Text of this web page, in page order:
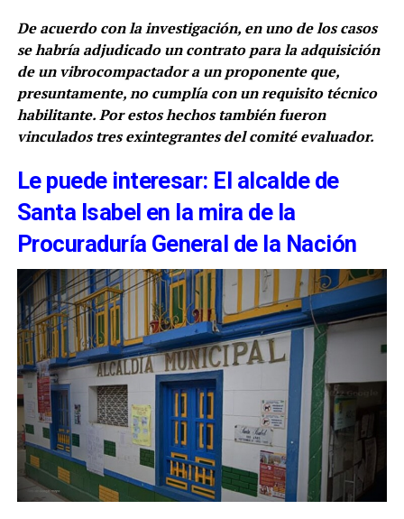
De acuerdo con la investigación, en uno de los casos
se habría adjudicado un contrato para la adquisición
de un vibrocompactador a un proponente que,
presuntamente, no cumplía con un requisito técnico
habilitante. Por estos hechos también fueron
vinculados tres exintegrantes del comité evaluador.
Le puede interesar: El alcalde de
Santa Isabel en la mira de la
Procuraduría General de la Nación